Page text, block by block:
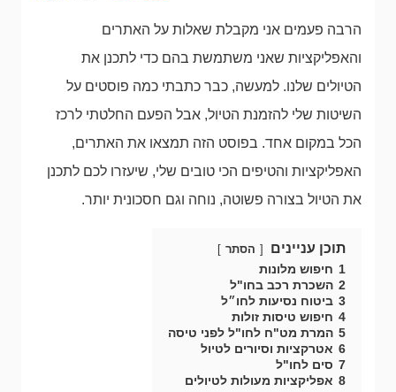
הרבה פעמים אני מקבלת שאלות על האתרים
והאפליקציות שאני משתמשת בהם כדי לתכנן את
הטיולים שלנו. למעשה, כבר כתבתי כמה פוסטים על
השיטות שלי להזמנת הטיול, אבל הפעם החלטתי לרכז
הכל במקום אחד. בפוסט הזה תמצאו את האתרים,
האפליקציות והטיפים הכי טובים שלי, שיעזרו לכם לתכנן
את הטיול בצורה פשוטה, נוחה וגם חסכונית יותר.
תוכן עניינים הסתר
1 חיפוש מלונות
2 השכרת רכב בחו"ל
3 ביטוח נסיעות לחו״ל
4 חיפוש טיסות זולות
5 המרת מט"ח לחו"ל לפני טיסה
6 אטרקציות וסיורים לטיול
7 סים לחו"ל
8 אפליקציות מעולות לטיולים